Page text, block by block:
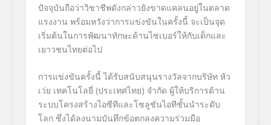
ปัจจุบันถือว่าวิชาชีพดังกล่าวยังขาดแคลนอยู่ในตลาด
แรงงาน พร้อมหวังว่าการแข่งขันในครั้งนี้ จะเป็นจุด
เริ่มต้นในการพัฒนาทักษะด้านไซเบอร์ให้กับเด็กและ
เยาวชนไทยต่อไป
การแข่งขันครั้งนี้ ได้รับสนับสนุนรางวัลจากบริษัท หัว
เว่ย เทคโนโลยี่ (ประเทศไทย) จำกัด ผู้ให้บริการด้าน
ระบบโครงสร้างไอซีทีและโซลูชันไอทีชั้นนำระดับ
โลก ซึ่งได้ลงนามบันทึกข้อตกลงความร่วมมือ